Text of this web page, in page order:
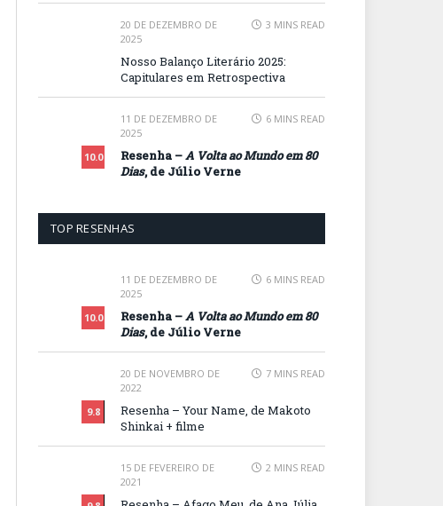
20 DE DEZEMBRO DE
2025
3 MINS READ
Nosso Balanço Literário 2025:
Capitulares em Retrospectiva
10.0
11 DE DEZEMBRO DE
2025
6 MINS READ
Resenha –A Volta ao Mundo em 80
Dias, de Júlio Verne
TOP RESENHAS
10.0
11 DE DEZEMBRO DE
2025
6 MINS READ
Resenha –A Volta ao Mundo em 80
Dias, de Júlio Verne
9.8
20 DE NOVEMBRO DE
2022
7 MINS READ
Resenha – Your Name, de Makoto
Shinkai + filme
15 DE FEVEREIRO DE
2021
2 MINS READ